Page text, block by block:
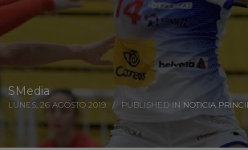
SMedia
LUNES, 26 AGOSTO 2019 / PUBLISHED IN NOTICIA